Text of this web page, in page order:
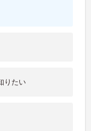
りたい